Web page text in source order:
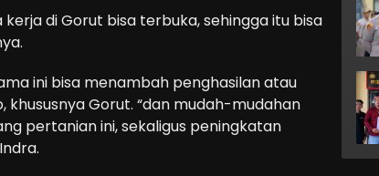
di Gorut bisa terbuka, sehingga itu bisa
ini bisa menambah penghasilan atau
Gorut. “dan mudah-mudahan
pertanian ini, sekaligus peningkatan